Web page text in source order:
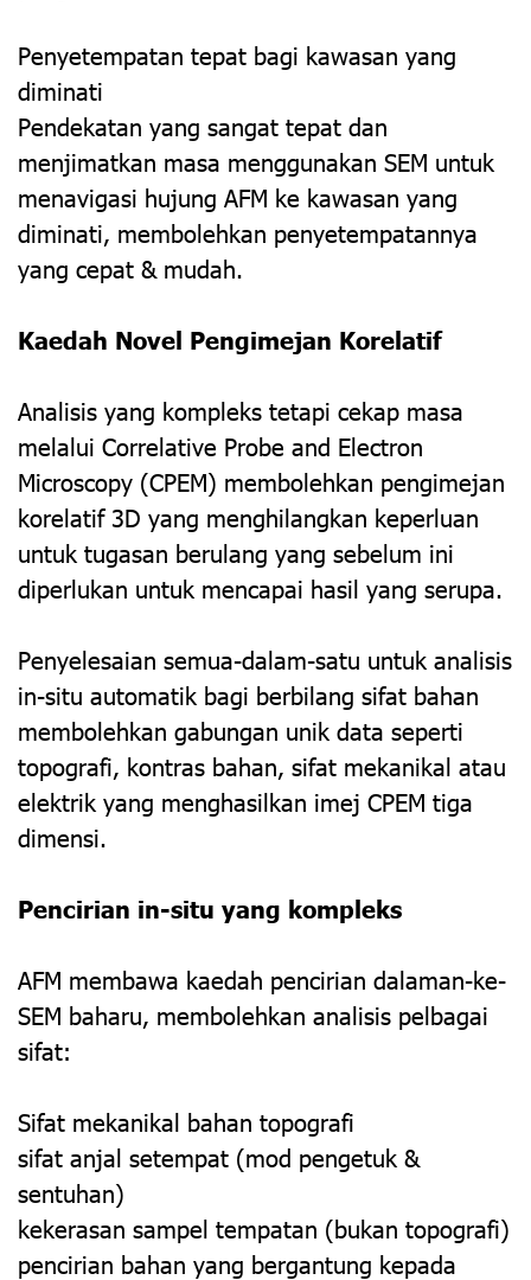
Penyetempatan tepat bagi kawasan yang
diminati
Pendekatan yang sangat tepat dan
menjimatkan masa menggunakan SEM untuk
menavigasi hujung AFM ke kawasan yang
diminati, membolehkan penyetempatannya
yang cepat & mudah.
Kaedah Novel Pengimejan Korelatif
Analisis yang kompleks tetapi cekap masa
melalui Correlative Probe and Electron
Microscopy (CPEM) membolehkan pengimejan
korelatif 3D yang menghilangkan keperluan
untuk tugasan berulang yang sebelum ini
diperlukan untuk mencapai hasil yang serupa.
Penyelesaian semua-dalam-satu untuk analisis
in-situ automatik bagi berbilang sifat bahan
membolehkan gabungan unik data seperti
topografi, kontras bahan, sifat mekanikal atau
elektrik yang menghasilkan imej CPEM tiga
dimensi.
Pencirian in-situ yang kompleks
AFM membawa kaedah pencirian dalaman-ke-
SEM baharu, membolehkan analisis pelbagai
sifat:
Sifat mekanikal bahan topografi
sifat anjal setempat (mod pengetuk &
sentuhan)
kekerasan sampel tempatan (bukan topografi)
pencirian bahan yang bergantung kepada